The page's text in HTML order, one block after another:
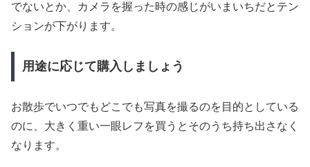
でないとか、カメラを握った時の感じがいまいちだとテン
ションが下がります。
用途に応じて購入しましょう
お散歩でいつでもどこでも写真を撮るのを目的としている
のに、大きく重い一眼レフを買うとそのうち持ち出さなく
なります。